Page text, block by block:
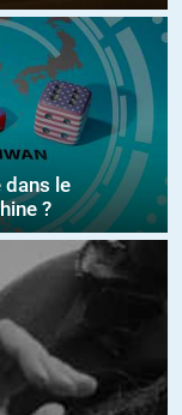
dans le
?